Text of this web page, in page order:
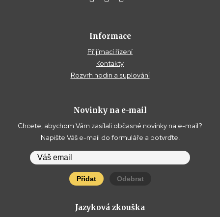
Informace
Přijímací řízení
Kontakty
Rozvrh hodin a suplování
Novinky na e-mail
Chcete, abychom Vám zasílali občasné novinky na e-mail?
Napište Váš e-mail do formuláře a potvrďte.
Přidat Odebrat
Jazyková zkouška